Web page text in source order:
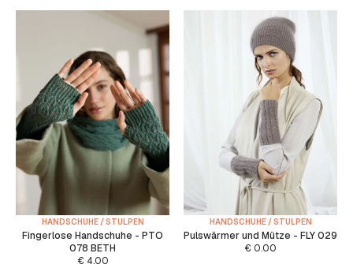
HANDSCHUHE / STULPEN
Fingerlose Handschuhe - PTO
078 BETH
€4.00
HANDSCHUHE / STULPEN
Pulswärmer und Mütze - FLY 029
€ 0.00